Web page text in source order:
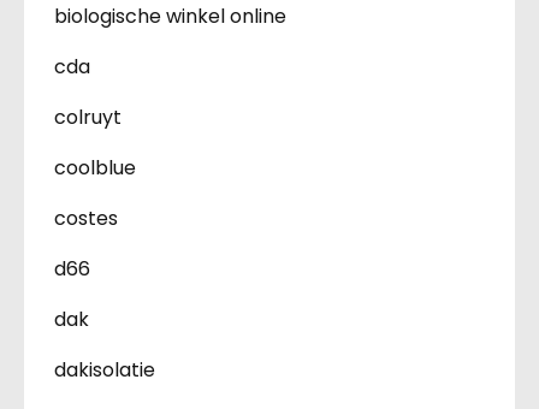
biologische winkel online
cda
colruyt
coolblue
costes
d66
dak
dakisolatie